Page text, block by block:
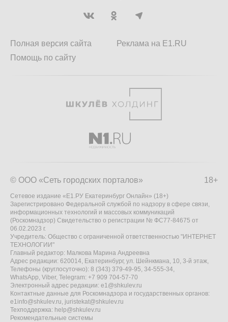
Полная версия сайта
Помощь по сайту
Реклама на E1.RU
18+
© ООО «Сеть городских порталов»
Сетевое издание «Е1.РУ Екатеринбург Онлайн» (18+)
Зарегистрировано Федеральной службой по надзору в сфере связи,
информационных технологий и массовых коммуникаций
(Роскомнадзор) Свидетельство о регистрации № ФС77-84675 от
06.02.2023 г.
Учредитель: Общество с ограниченной ответственностью "ИНТЕРНЕТ
ТЕХНОЛОГИИ"
Главный редактор: Малкова Марина Андреевна
Адрес редакции: 620014, Екатеринбург, ул. Шейнкмана, 10, 3-й этаж,
Телефоны (круглосуточно): 8 (343) 379-49-95, 34-555-34,
WhatsApp, Viber, Telegram: +7 909 704-57-70
Электронный адрес редакции: e1@shkulev.ru
Контактные данные для Роскомнадзора и государственных органов:
e1info@shkulev.ru, juristekat@shkulev.ru
Техподдержка: help@shkulev.ru
Рекомендательные системы